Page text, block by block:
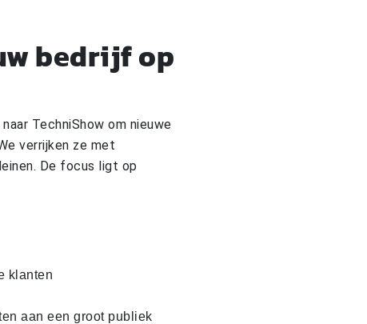
bedrijf op
TechniShow om nieuwe
verrijken ze met
De focus ligt op
klanten
aan een groot publiek